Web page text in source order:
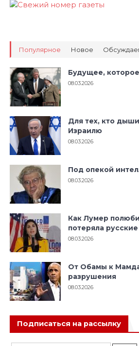
Популярное Новое
Будущее,
08.03.2026
Для тех, кто
Израилю
08.03.2026
Под опекой
08.03.2026
Как Лумер
потеряла
08.03.2026
От Обамы к
разрушения
08.03.2026
Подписаться на рассылку